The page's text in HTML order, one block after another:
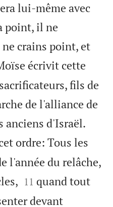
lui-même avec
point, il ne
crains point, et
écrivit cette
fils de
de l'alliance de
anciens d'Israël.
ordre: Tous les
l'année du relâche,


11 quand tout
devant